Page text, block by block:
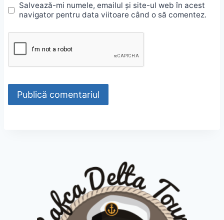
Salvează-mi numele, emailul și site-ul web în acest
navigator pentru data viitoare când o să comentez.